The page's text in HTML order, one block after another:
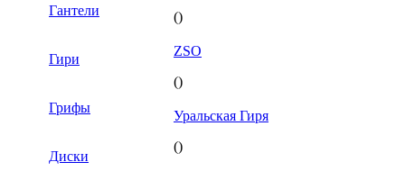
Гантели
Гири
Грифы
Диски
()
ZSO
()
Уральская Гиря
()